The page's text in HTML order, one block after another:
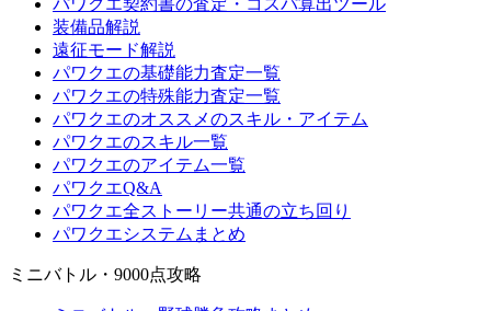
パワクエ契約書の査定・コスパ算出ツール
装備品解説
遠征モード解説
パワクエの基礎能力査定一覧
パワクエの特殊能力査定一覧
パワクエのオススメのスキル・アイテム
パワクエのスキル一覧
パワクエのアイテム一覧
パワクエQ&A
パワクエ全ストーリー共通の立ち回り
パワクエシステムまとめ
ミニバトル・9000点攻略